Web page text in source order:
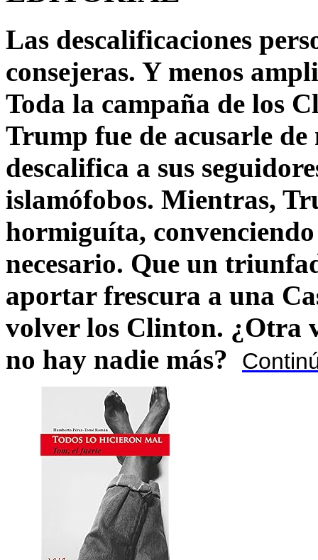
Las descalificaciones
consejeras. Y menos
Toda la campaña de los
Trump fue de acusarle
descalifica a sus
islamófobos. Mientras,
hormiguíta,
necesario. Que un
aportar frescura a una
volver los Clinton. ¿Otra
no hay nadie más?